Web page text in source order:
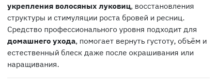
укрепления волосяных луковиц, восстановления
структуры и стимуляции роста бровей и ресниц.
Средство профессионального уровня подходит для
домашнего ухода, помогает вернуть густоту, объём и
естественный блеск даже после окрашивания или
наращивания.